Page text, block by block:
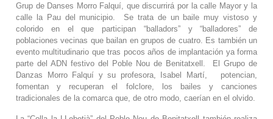
Grup de Danses Morro Falquí, que discurrirá por la calle Mayor y la
calle la Pau del municipio. Se trata de un baile muy vistoso y
colorido en el que participan “balladors” y “balladores” de
poblaciones vecinas que bailan en grupos de cuatro. Es también un
evento multitudinario que tras pocos años de implantación ya forma
parte del ADN festivo del Poble Nou de Benitatxell. El Grupo de
Danzas Morro Falquí y su profesora, Isabel Martí, potencian,
fomentan y recuperan el folclore, los bailes y canciones
tradicionales de la comarca que, de otro modo, caerían en el olvido.